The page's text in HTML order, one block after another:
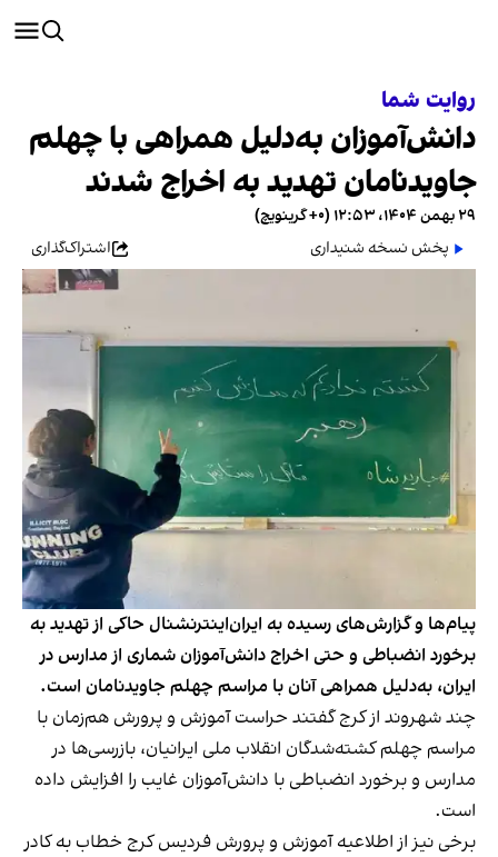
روایت شما
دانش‌آموزان به‌دلیل همراهی با چهلم
جاویدنامان تهدید به اخراج شدند
۲۹ بهمن ۱۴۰۴، ۱۲:۵۳ (‎+۰ گرینویچ)
پخش نسخه شنیداری
اشتراک‌گذاری
پیام‌ها و گزارش‌های رسیده به ایران‌اینترنشنال حاکی از تهدید به
برخورد انضباطی و حتی اخراج دانش‌آموزان شماری از مدارس در
ایران، به‌دلیل همراهی‌ آنان با مراسم چهلم جاویدنامان است.
چند شهروند از کرج گفتند حراست آموزش و پرورش هم‌زمان با
مراسم چهلم کشته‌شدگان انقلاب ملی ایرانیان، بازرسی‌ها در
مدارس و برخورد انضباطی با دانش‌آموزان غایب را افزایش داده
است.
برخی نیز از اطلاعیه آموزش و پرورش فردیس کرج خطاب به کادر